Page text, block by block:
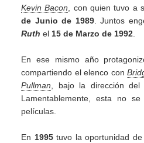
Kevin Bacon , con quien tuvo a
de Junio de 1989. Juntos
Ruth el 15 de Marzo de 1992
En ese mismo año
compartiendo el elenco con
Pullman , bajo la dirección
Lamentablemente, esta no
películas.
En 1995tuvo la oportunidad